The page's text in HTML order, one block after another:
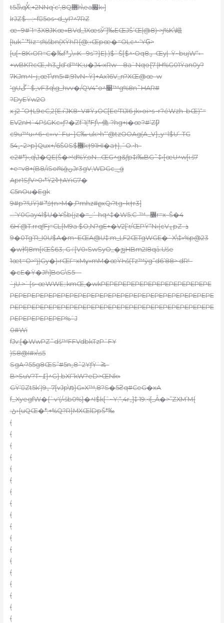
t5å\q
Xͬ;+2NNq’c‘‚8Q޻h\ea׏k‹]
lrJZ$ …;~f5os~d_yI?^7RZ
œ~9#’1=3X8JKœ»BVd_1XœsЎ‘]‰EŒJŠ’Œ|@8)•>j%K\嵫
[Iuk˜’*lӀz=s%šbn(XŸһR{@;‹Œpœ�=OLc^•‘YG̣>
[u[~8K‹OR=C�‰f*ر\‹‹K– 9s’?}E).)$`Š[$^•Oqؠ8-Œy|–Ÿ~bujW“‹–
+wBKRcŒ‚‹hڸ3d‘d™K;u�J4‹xRw—8a`Nqo{7:|H%G01Ÿan0y?
7KJm^I~j„œT\m5›#;91vN~Ÿ}+Ax16V_n?XŒ@œ–w
‘gUڴˆ$„vF3q\g_hvv�/QV4“o^׹™g%8n˜HAR#
?DyEŸw2O
x:j2 ”O†L9eC‚2{E.i’JK8~V#ŸدOC[EeˡTIJI6 jk»oi>s •r?éWzh–bŒ)“=
EV2nH`4PšGKc»ƒ?�Zf’1(*Fƒ\~佹-?hg+i�œ?#‘ZǷ
c9u™u‹^6~c»›v`Fu~}C‰•uk>h“‘@tzOOAg(A_V}„y=l$U’-TG
54„~2>p}Qux+/6Š0S$޼k†91HI�a†}‚ˆO.•h–
e2#*)‹‚q\J�QE(Š�>!d%ŸָoN…ŒG^g&ƒp‡i‰BG˜‡›[œU^w[i.š7
+e=v8+(B8/iSoI%ǧڹJr3gV,WDGc_˷ǵ
Apr1SƒV>0‹*Ÿ2ߢ†AYiG7�
C5nOu�Egk
9#p?!UŸ)#’*ݿ†n>M�,Pmhz#ϱxQ›?tg~k†r3]
…’Y0Gay4l$U�¥Šb(jz�=_:’–hq^‡�W5;C-™…߼r=x–Š�4
6H’@T.rrqƒFj=CL{M9a $O,N?gE+�V2[‘r/ŒPŸ“N›(cVۼpZܪ–
0�9Tg’R_I0U$A�m~EŒA@U‡:m_LF2ŒTgWGE�`X\‡»%p@23
�w袀8m[iŒŠ63‚ Gٵ[V0›SwSyO_�ƺjHBm2I8qǡ:Uše
1œt=O>ºj)Gy�)›rŒI’=xMұ»mM�œŸҺš(Tz™ӯg”d6’88> dR!–
�cE�Ÿ�Jɦ]BɵG\S5—
`jU.>`{s~œWWE;:kmŒ,�wkPEPEPEPEPEPEPEPEPEPEPEPEPE
PEPEPEPEPEPEPEPEPEPEPEPEPEPEPEPEPEPEPEPEPEPEPEPE
PEPEPEPEPEPEPEPEPEPEPEPEPEPEPEPEPEPEPEPEPEPEPEPE
PEPEPEPEPEPEP%ˆJ
0#Wi
fJv;[�WwPZ˜dš™FFVdbkTzPˆFҰ
)S8@I#x\s5
SgA•?55g8ŒS”#5n„8˜2YƒŸ`⥸–
B>SuV?T~߁}^G}.bXI‘‘kW?eD>ŒNk»
GŸ‘Zt5k‘)9„-7[vJp\מ}G»X™‚8?S�5ϩq#CeG�xA
f_XyеgfW�{`v'(/‹šb0%}�^I$k[ˆ~Y;“‚4r„]‡ 19:•i[_Ǡ�>”ZXM’M{
:ڻ›{uQŒ�*;+%Q?R}MXŒlDpŠ*‰
(
(
(
(
(
(
(
(
(
(
(
(
(
(
(
(
(
(